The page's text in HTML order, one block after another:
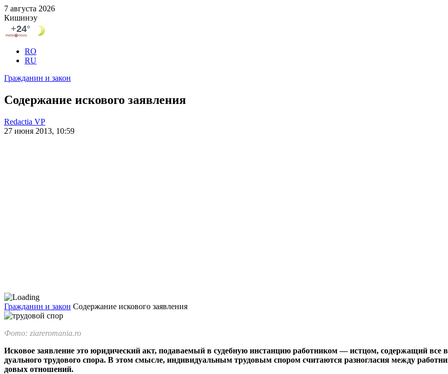
7 августа 2026
Кишинэу
RO
RU
Гражданин и закон
Содержание искового заявления
Redactia VP
27 июня 2013, 10:59
Гражданин и закон Содержание искового заявления
Фото: ziareromania.ro
Исковое заявление это юридический акт, подаваемый в судебную инстан­цию работником — истцом, содержа­щий все
дуального трудового спора. В этом смысле, индивидуальным трудовым спором считаются разногласия меж­ду
довых отношений.